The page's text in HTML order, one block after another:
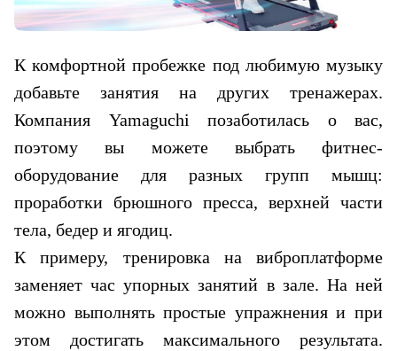
К комфортной пробежке под любимую музыку
добавьте занятия на других тренажерах.
Компания Yamaguchi позаботилась о вас,
поэтому вы можете выбрать фитнес-
оборудование для разных групп мышц:
проработки брюшного пресса, верхней части
тела, бедер и ягодиц.
К примеру, тренировка на виброплатформе
заменяет час упорных занятий в зале. На ней
можно выполнять простые упражнения и при
этом достигать максимального результата.